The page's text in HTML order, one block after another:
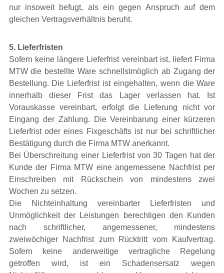
nur insoweit befugt, als ein gegen Anspruch auf dem
gleichen Vertragsverhältnis beruht.
5. Lieferfristen
Sofern keine längere Lieferfrist vereinbart ist, liefert Firma
MTW die bestellte Ware schnellstmöglich ab Zugang der
Bestellung. Die Lieferfrist ist eingehalten, wenn die Ware
innerhalb dieser Frist das Lager verlassen hat. Ist
Vorauskasse vereinbart, erfolgt die Lieferung nicht vor
Eingang der Zahlung. Die Vereinbarung einer kürzeren
Lieferfrist oder eines Fixgeschäfts ist nur bei schriftlicher
Bestätigung durch die Firma MTW anerkannt.
Bei Überschreitung einer Lieferfrist von 30 Tagen hat der
Kunde der Firma MTW eine angemessene Nachfrist per
Einschreiben mit Rückschein von mindestens zwei
Wochen zu setzen.
Die Nichteinhaltung vereinbarter Lieferfristen und
Unmöglichkeit der Leistungen berechtigen den Kunden
nach schriftlicher, angemessener, mindestens
zweiwöchiger Nachfrist zum Rücktritt vom Kaufvertrag.
Sofern keine anderweitige vertragliche Regelung
getroffen wird, ist ein Schadensersatz wegen